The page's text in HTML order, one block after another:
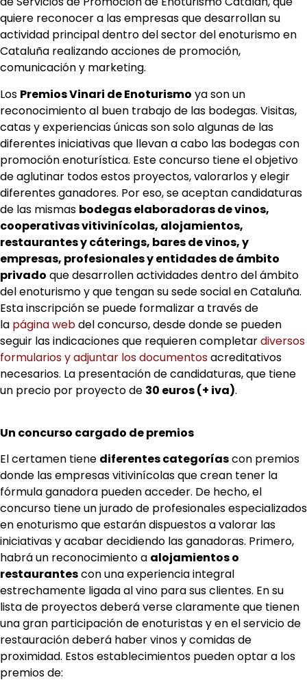
quiere reconocer a las empresas que desarrollan su
actividad principal dentro del sector del enoturismo en
Cataluña realizando acciones de promoción,
comunicación y marketing.
Los Premios Vinari de Enoturismo ya son un
reconocimiento al buen trabajo de las bodegas. Visitas,
catas y experiencias únicas son solo algunas de las
diferentes iniciativas que llevan a cabo las bodegas con
promoción enoturística. Este concurso tiene el objetivo
de aglutinar todos estos proyectos, valorarlos y elegir
diferentes ganadores. Por eso, se aceptan candidaturas
de las mismas bodegas elaboradoras de vinos,
cooperativas vitivinícolas, alojamientos,
restaurantes y cáterings, bares de vinos, y
empresas, profesionales y entidades de ámbito
privado que desarrollen actividades dentro del ámbito
del enoturismo y que tengan su sede social en Cataluña.
Esta inscripción se puede formalizar a través de
la página webdel concurso, desde donde se pueden
seguir las indicaciones que requieren completardiversos
formularios y adjuntar los documentosacreditativos
necesarios. La presentación de candidaturas, que tiene
un precio por proyecto de 30 euros (+ iva).
Un concurso cargado de premios
El certamen tiene diferentes categoríascon premios
donde las empresas vitivinícolas que crean tener la
fórmula ganadora pueden acceder. De hecho, el
concurso tiene un jurado de profesionales especializados
en enoturismo que estarán dispuestos a valorar las
iniciativas y acabar decidiendo las ganadoras. Primero,
habrá un reconocimiento a alojamientos o
restaurantescon una experiencia integral
estrechamente ligada al vino para sus clientes. En su
lista de proyectos deberá verse claramente que tienen
una gran participación de enoturistas y en el servicio de
restauración deberá haber vinos y comidas de
proximidad. Estos establecimientos pueden optar a los
premios de: